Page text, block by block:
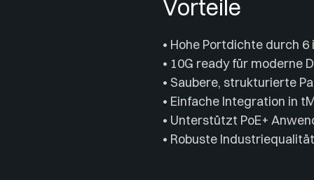
Vorteile
• Hohe Portdichte durch
• 10G ready für moderne
• Saubere, strukturierte
• Einfache Integration in
• Unterstützt PoE+
• Robuste